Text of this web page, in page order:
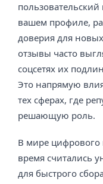
вашем профиле,
доверия для
отзывы часто
соцсетях их
Это напрямую
тех сферах, где
решающую роль.
В мире цифрового
время считались
для быстрого